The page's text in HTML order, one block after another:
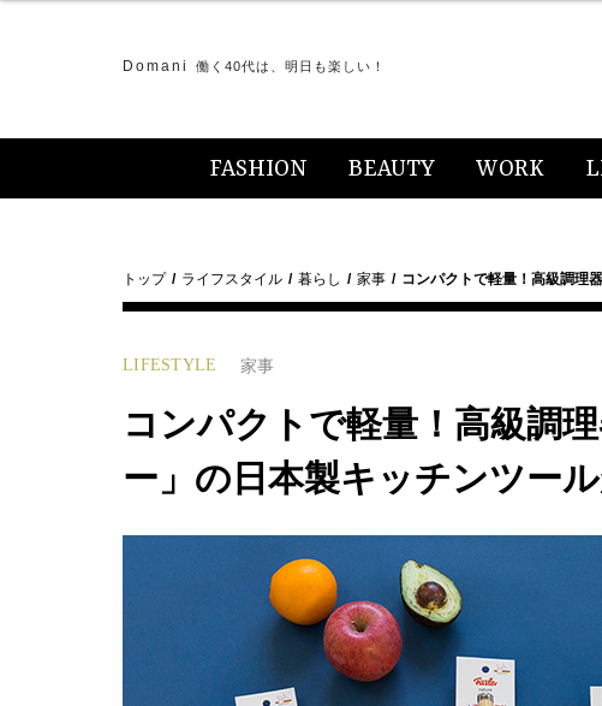
Domani 働く40代は、明日も楽しい！
FASHION BEAUTY WORK
トップ ライフスタイル 暮らし 家事 コンパクトで軽量！高級調理
LIFESTYLE 家事
コンパクトで軽量！高級調
ー」の日本製キッチンツー